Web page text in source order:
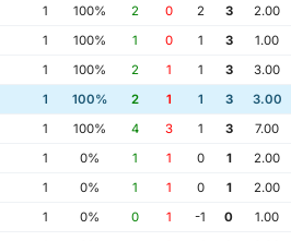
1 100% 2 0 2 3
2.00
1 100% 1 0 1 3
1.00
1 100% 2 1 1 3
3.00
1 100% 2 1 1 3
3.00
1 100% 4 3 1 3
7.00
1 0% 1 1 0 1
2.00
1 0% 1 1 0 1
2.00
1 0% 0 1 -1 0
1.00